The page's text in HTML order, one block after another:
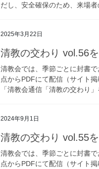
だし、安全確保のため、来場
2025年3月22日
清教の交わり vol.56
清教会では、季節ごとに封書
点からPDFにて配信（サイト
「清教会通信「清教の交わり
2024年9月1日
清教の交わり vol.55
清教会では、季節ごとに封書
点からPDFにて配信（サイト